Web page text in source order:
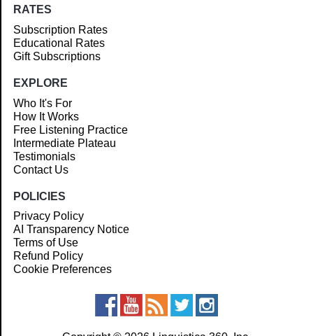
RATES
Subscription Rates
Educational Rates
Gift Subscriptions
EXPLORE
Who It's For
How It Works
Free Listening Practice
Intermediate Plateau
Testimonials
Contact Us
POLICIES
Privacy Policy
AI Transparency Notice
Terms of Use
Refund Policy
Cookie Preferences